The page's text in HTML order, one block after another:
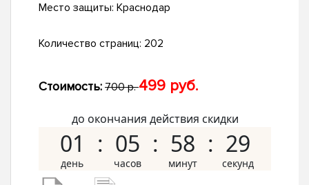
Место защиты: Краснодар
Количество страниц: 202
Стоимость: 700 р.499 руб.
до окончания действия скидки
01 05 58 28